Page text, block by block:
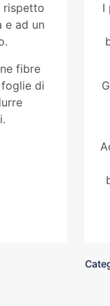
rispetto
e ad un
fibre
di
I